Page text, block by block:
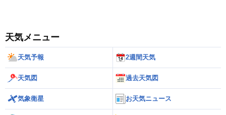
天気メニュー
天気予報 2週間天気
天気図 過去天気図
気象衛星 お天気ニュース